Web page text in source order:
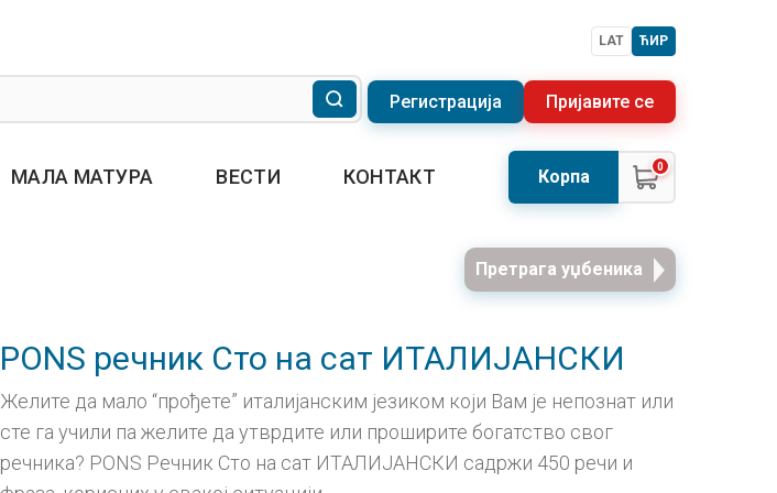
LAT ЋИР
Регистрација Пријавите се
МАЛА МАТУРА ВЕСТИ КОНТАКТ Корпа 0
Претрага уџбеника
PONS речник Сто на сат ИТАЛИЈАНСКИ
Желите да мало “прођете” италијанским језиком који Вам је непознат или
сте га учили па желите да утврдите или проширите богатство свог
речника? PONS Речник Сто на сат ИТАЛИЈАНСКИ садржи 450 речи и